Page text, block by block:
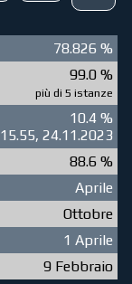
78.826 %
99.0 %
più di 5 istanze
10.4 %
15.55, 24.11.2023
88.6 %
Aprile
Ottobre
1 Aprile
9 Febbraio